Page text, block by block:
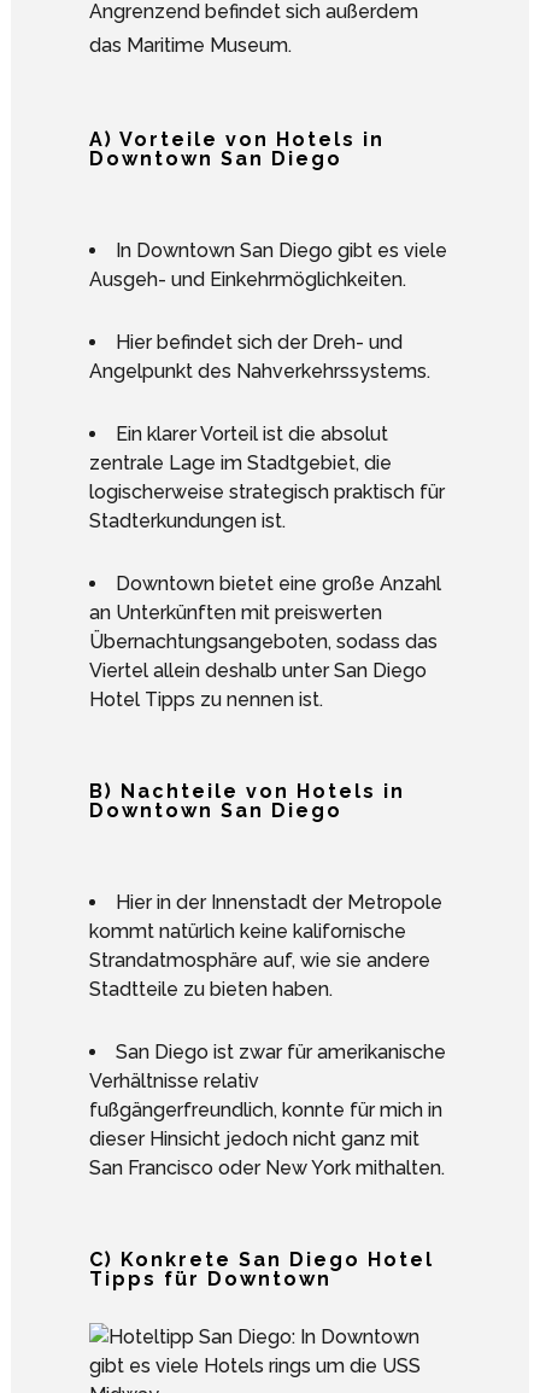
Angrenzend befindet sich außerdem
das Maritime Museum.
A) Vorteile von Hotels in
Downtown San Diego
In Downtown San Diego gibt es viele
Ausgeh- und Einkehrmöglichkeiten.
Hier befindet sich der Dreh- und
Angelpunkt des Nahverkehrssystems.
Ein klarer Vorteil ist die absolut
zentrale Lage im Stadtgebiet, die
logischerweise strategisch praktisch für
Stadterkundungen ist.
Downtown bietet eine große Anzahl
an Unterkünften mit preiswerten
Übernachtungsangeboten, sodass das
Viertel allein deshalb unter San Diego
Hotel Tipps zu nennen ist.
B) Nachteile von Hotels in
Downtown San Diego
Hier in der Innenstadt der Metropole
kommt natürlich keine kalifornische
Strandatmosphäre auf, wie sie andere
Stadtteile zu bieten haben.
San Diego ist zwar für amerikanische
Verhältnisse relativ
fußgängerfreundlich, konnte für mich in
dieser Hinsicht jedoch nicht ganz mit
San Francisco oder New York mithalten.
C) Konkrete San Diego Hotel
Tipps für Downtown